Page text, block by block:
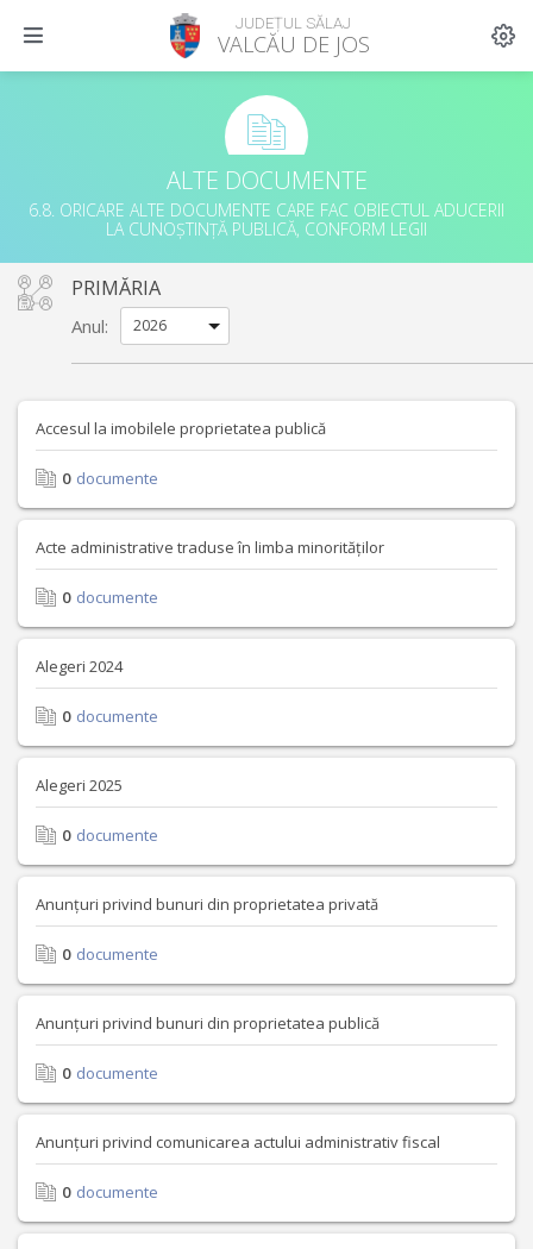
JUDEȚUL SĂLAJ
VALCĂU DE JOS
ALTE DOCUMENTE
6.8. ORICARE ALTE DOCUMENTE CARE FAC OBIECTUL ADUCERII
LA CUNOȘTINȚĂ PUBLICĂ, CONFORM LEGII
PRIMĂRIA
Anul:
Accesul la imobilele proprietatea publică
0 documente
Acte administrative traduse în limba minorităților
0 documente
Alegeri 2024
0 documente
Alegeri 2025
0 documente
Anunțuri privind bunuri din proprietatea privată
0 documente
Anunțuri privind bunuri din proprietatea publică
0 documente
Anunțuri privind comunicarea actului administrativ fiscal
0 documente